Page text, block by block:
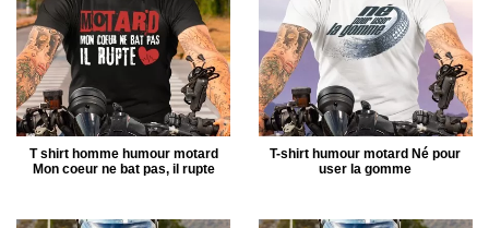
T shirt homme humour motard
Mon coeur ne bat pas, il rupte
T-shirt humour motard Né pour
user la gomme